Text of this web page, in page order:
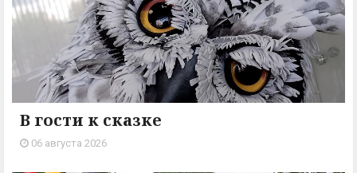
В гости к сказке
06 августа 2026